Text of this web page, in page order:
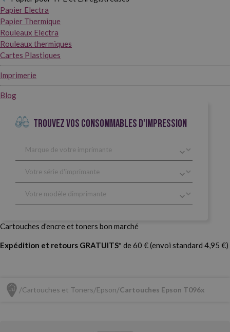
Papier Electra
Papier Thermique
Rouleaux Electra
Rouleaux thermiques
Cartes Plastiques
Imprimerie
Blog
TROUVEZ VOS CONSOMMABLES D'IMPRESSION
Cartouches d'encre et toners bon marché
Expédition et retours GRATUITS* de 60 € (envoi standard 4,95 €)
Cartouches et Toners Epson Cartouches Epson T096x